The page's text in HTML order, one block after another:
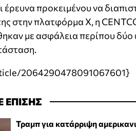
έρευνα προκειμένου να
στην πλατφόρμα X, η
με ασφάλεια περίπου δύο
2064290478091067601}
ΕΠΙΣΗΣ
Τραμπ για κατάρριψη